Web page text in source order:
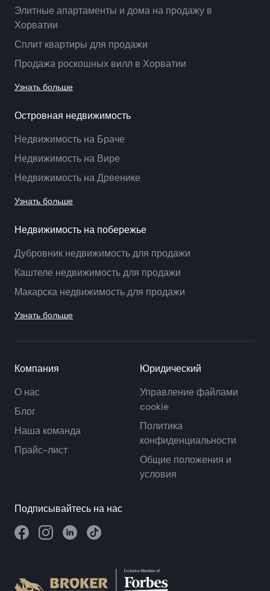
Элитные апартаменты и дома на продажу в
Хорватии
Сплит квартиры для продажи
Продажа роскошных вилл в Хорватии
Узнать больше
Островная недвижимость
Недвижимость на Браче
Недвижимость на Вире
Недвижимость на Дрвенике
Узнать больше
Недвижимость на побережье
Дубровник недвижимость для продажи
Каштеле недвижимость для продажи
Макарска недвижимость для продажи
Узнать больше
Компания
О нас
Блог
Наша команда
Прайс-лист
Юридический
Управление файлами
cookie
Политика
конфиденциальности
Общие положения и
условия
Подписывайтесь на нас